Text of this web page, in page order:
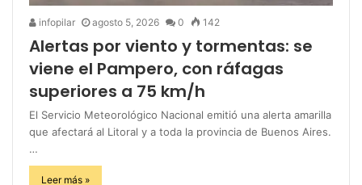
infopilar agosto 5, 2026 0 142
Alertas por viento y tormentas: se
viene el Pampero, con ráfagas
superiores a 75 km/h
El Servicio Meteorológico Nacional emitió una alerta amarilla
que afectará al Litoral y a toda la provincia de Buenos Aires.
…
Leer más »